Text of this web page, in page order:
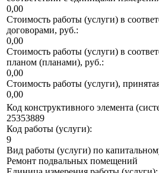
0,00
Стоимость работы (услуги) в
договорами, руб.:
0,00
Стоимость работы (услуги) в
планом (планами), руб.:
0,00
Стоимость работы (услуги),
0,00
Код конструктивного элемента
25353889
Код работы (услуги):
9
Вид работы (услуги) по
Ремонт подвальных помещений